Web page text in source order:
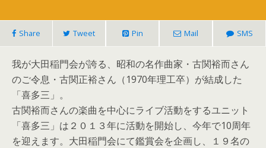
Share Tweet Pin Mail SMS
我が大田稲門会が誇る、昭和の名作曲家・古関裕而さん
のご令息・古関正裕さん（1970年理工卒）が結成した
「喜多三」。
古関裕而さんの楽曲を中心にライブ活動をするユニット
「喜多三」は２０１３年に活動を開始し、今年で10周年
を迎えます。大田稲門会にて鑑賞会を企画し、１９名の